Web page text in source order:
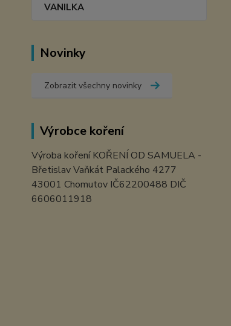
VANILKA
Novinky
Zobrazit všechny novinky
Výrobce koření
Výroba koření KOŘENÍ OD SAMUELA -
Břetislav Vaňkát Palackého 4277
43001 Chomutov IČ62200488 DIČ
6606011918